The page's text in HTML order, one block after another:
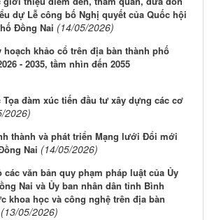
dự Lễ công bố Nghị quyết của Quốc hội
Đồng Nai (14/05/2026)
hoạch khảo cổ trên địa bàn thành phố
- 2035, tầm nhìn đến 2055
đàm xúc tiến đầu tư xây dựng các cơ
2026)
thành và phát triển Mạng lưới Đổi mới
Nai (14/05/2026)
văn bản quy phạm pháp luật của Ủy
Nai và Ủy ban nhân dân tỉnh Bình
khoa học và công nghệ trên địa bàn
(13/05/2026)